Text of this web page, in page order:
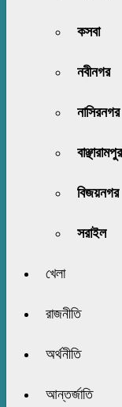
কসবা
নবীনগর
নাসিরনগর
বাঞ্ছারামপুর
বিজয়নগর
সরাইল
খেলা
রাজনীতি
অর্থনীতি
আন্তর্জাতি